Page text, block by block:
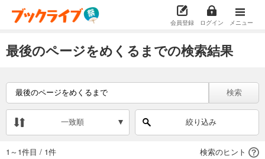
会員登録 ログイン メニュー
最後のページをめくるまでの検索結果
検索
一致順 絞り込み
1～1件目 / 1件 検索のヒント